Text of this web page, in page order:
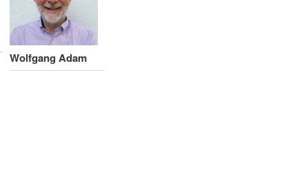
Wolfgang Adam